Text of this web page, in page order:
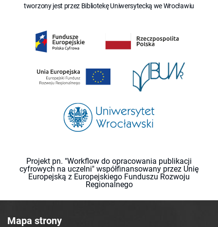
tworzony jest przez Bibliotekę Uniwersytecką we Wrocławiu
Projekt pn. "Workflow do opracowania publikacji
cyfrowych na uczelni" współfinansowany przez Unię
Europejską z Europejskiego Funduszu Rozwoju
Regionalnego
Mapa strony